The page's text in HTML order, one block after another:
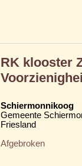
RK klooster
Schiermonnikoog
Gemeente
Friesland
Afgebroken